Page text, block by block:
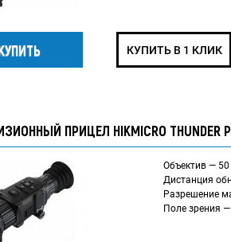
КУПИТЬ В 1 КЛИК
ПРИЦЕЛ HIKMICRO THUNDER
Объектив —
Дистанция
Разрешение
Поле зрения —